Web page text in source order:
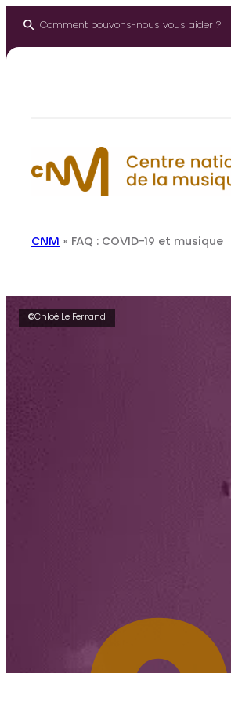
Panneau de gestion des cookies
Comment pouvons-nous vous aider ?
CNM » FAQ : COVID-19 et musique
©Chloé Le Ferrand